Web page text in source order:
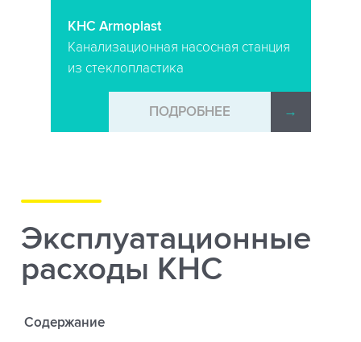
КНС Armoplast
Канализационная насосная станция
из стеклопластика
ПОДРОБНЕЕ →
Эксплуатационные
расходы КНС
Содержание